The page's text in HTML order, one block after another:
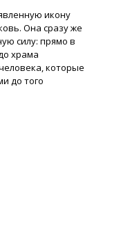
икону
Она сразу же
силу: прямо в
храма
которые
до того